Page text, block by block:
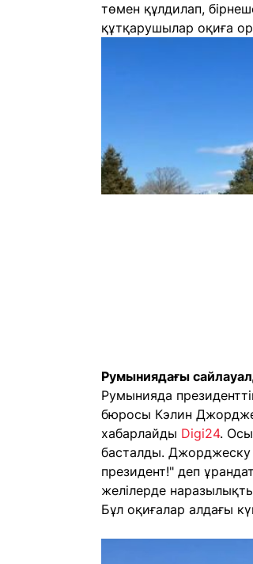
төмен құлдилап,
құтқарушылар оқиға
Румыниядағы
Румынияда
бюросы Кэлин
хабарлайды Digi24.
басталды. Джорджеску
президент!" деп
желілерде
Бұл оқиғалар алдағы